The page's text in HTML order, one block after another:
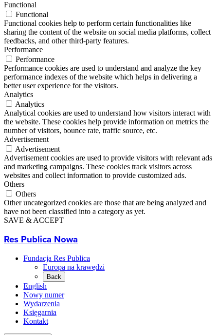
Functional
Functional
Functional cookies help to perform certain functionalities like
sharing the content of the website on social media platforms, collect
feedbacks, and other third-party features.
Performance
Performance
Performance cookies are used to understand and analyze the key
performance indexes of the website which helps in delivering a
better user experience for the visitors.
Analytics
Analytics
Analytical cookies are used to understand how visitors interact with
the website. These cookies help provide information on metrics the
number of visitors, bounce rate, traffic source, etc.
Advertisement
Advertisement
Advertisement cookies are used to provide visitors with relevant ads
and marketing campaigns. These cookies track visitors across
websites and collect information to provide customized ads.
Others
Others
Other uncategorized cookies are those that are being analyzed and
have not been classified into a category as yet.
SAVE & ACCEPT
Res Publica Nowa
Fundacja Res Publica
Europa na krawędzi
Back
English
Nowy numer
Wydarzenia
Księgarnia
Kontakt